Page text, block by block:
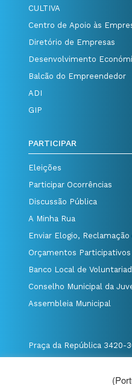
CULTIVA
Centro de Apoio às
Diretório de Empresas
Desenvolvimento
Balcão do Empreendedor
ADI
GIP
PARTICIPAR
Eleições
Participar Ocorrências
Discussão Pública
A Minha Rua
Enviar Elogio,
Orçamentos Participativos
Banco Local de
Conselho Municipal da
Assembleia Municipal
Praça da República 3420-
E.